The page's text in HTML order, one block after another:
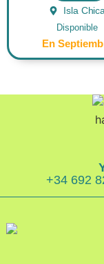
Isla Chica
Disponible
En
+34 692